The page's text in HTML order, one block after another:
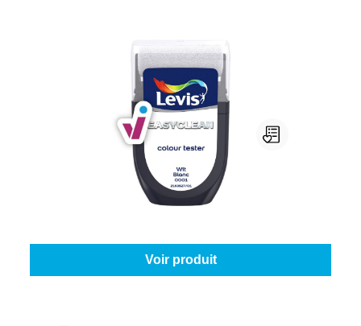
Levis Easyclean Colour Tester
Couleur (Levis):Blanc| Contenu:
Voir produit